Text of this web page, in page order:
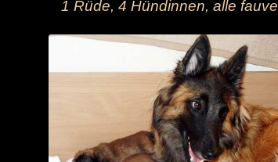
1 Rüde, 4 Hündinnen, alle fauve